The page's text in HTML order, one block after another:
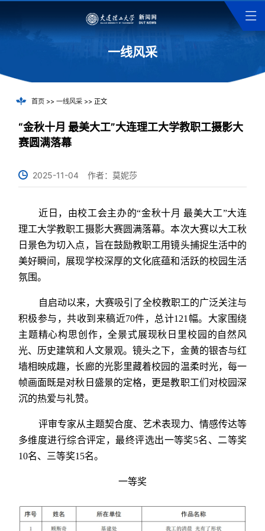
一线风采
首页>> 一线风采>> 正文
“金秋十月 最美大工”大连理工大学教职工摄影大
赛圆满落幕
2025-11-04 作者：莫妮莎
近日，由校工会主办的“金秋十月 最美大工”大连
理工大学教职工摄影大赛圆满落幕。本次大赛以大工秋
日景色为切入点，旨在鼓励教职工用镜头捕捉生活中的
美好瞬间，展现学校深厚的文化底蕴和活跃的校园生活
氛围。
自启动以来，大赛吸引了全校教职工的广泛关注与
积极参与，共收到来稿近70件，总计121幅。大家围绕
主题精心构思创作，全景式展现秋日里校园的自然风
光、历史建筑和人文景观。镜头之下，金黄的银杏与红
墙相映成趣，长廊的光影里藏着校园的温柔时光，每一
帧画面既是对秋日盛景的定格，更是教职工们对校园深
沉的热爱与礼赞。
评审专家从主题契合度、艺术表现力、情感传达等
多维度进行综合评定，最终评选出一等奖5名、二等奖
10名、三等奖15名。
一等奖